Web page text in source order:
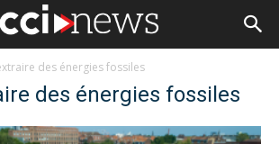
des énergies fossiles
des énergies fossiles